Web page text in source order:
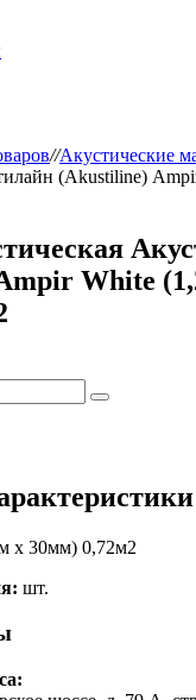
//Акустические
(Akustiline)
White
х 30мм) 0,72м2
шт.